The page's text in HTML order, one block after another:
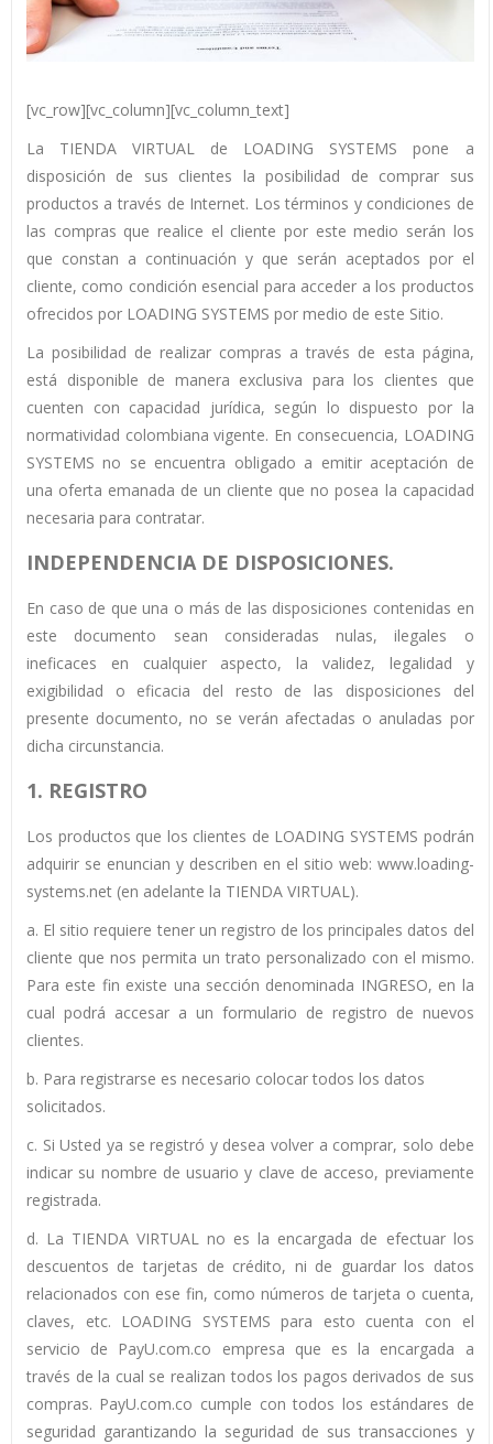
[vc_row][vc_column][vc_column_text]
La TIENDA VIRTUAL de LOADING SYSTEMS pone a
disposición de sus clientes la posibilidad de comprar sus
productos a través de Internet. Los términos y condiciones de
las compras que realice el cliente por este medio serán los
que constan a continuación y que serán aceptados por el
cliente, como condición esencial para acceder a los productos
ofrecidos por LOADING SYSTEMS por medio de este Sitio.
La posibilidad de realizar compras a través de esta página,
está disponible de manera exclusiva para los clientes que
cuenten con capacidad jurídica, según lo dispuesto por la
normatividad colombiana vigente. En consecuencia, LOADING
SYSTEMS no se encuentra obligado a emitir aceptación de
una oferta emanada de un cliente que no posea la capacidad
necesaria para contratar.
INDEPENDENCIA DE DISPOSICIONES.
En caso de que una o más de las disposiciones contenidas en
este documento sean consideradas nulas, ilegales o
ineficaces en cualquier aspecto, la validez, legalidad y
exigibilidad o eficacia del resto de las disposiciones del
presente documento, no se verán afectadas o anuladas por
dicha circunstancia.
1. REGISTRO
Los productos que los clientes de LOADING SYSTEMS podrán
adquirir se enuncian y describen en el sitio web: www.loading-
systems.net (en adelante la TIENDA VIRTUAL).
a. El sitio requiere tener un registro de los principales datos del
cliente que nos permita un trato personalizado con el mismo.
Para este fin existe una sección denominada INGRESO, en la
cual podrá accesar a un formulario de registro de nuevos
clientes.
b. Para registrarse es necesario colocar todos los datos
solicitados.
c. Si Usted ya se registró y desea volver a comprar, solo debe
indicar su nombre de usuario y clave de acceso, previamente
registrada.
d. La TIENDA VIRTUAL no es la encargada de efectuar los
descuentos de tarjetas de crédito, ni de guardar los datos
relacionados con ese fin, como números de tarjeta o cuenta,
claves, etc. LOADING SYSTEMS para esto cuenta con el
servicio de PayU.com.co empresa que es la encargada a
través de la cual se realizan todos los pagos derivados de sus
compras. PayU.com.co cumple con todos los estándares de
seguridad garantizando la seguridad de sus transacciones y